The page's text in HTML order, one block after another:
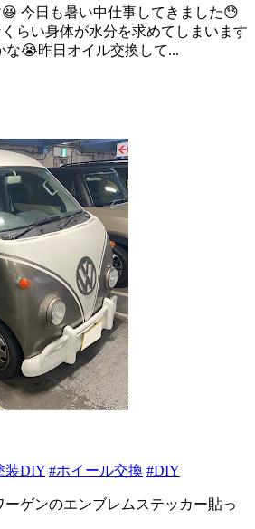
今日も暑い中仕事してきました😓
らい身体が水分を求めてしまいます
な😭昨日オイル交換して...
装DIY #ホイール交換 #DIY
ゲンのエンブレムステッカー貼っ